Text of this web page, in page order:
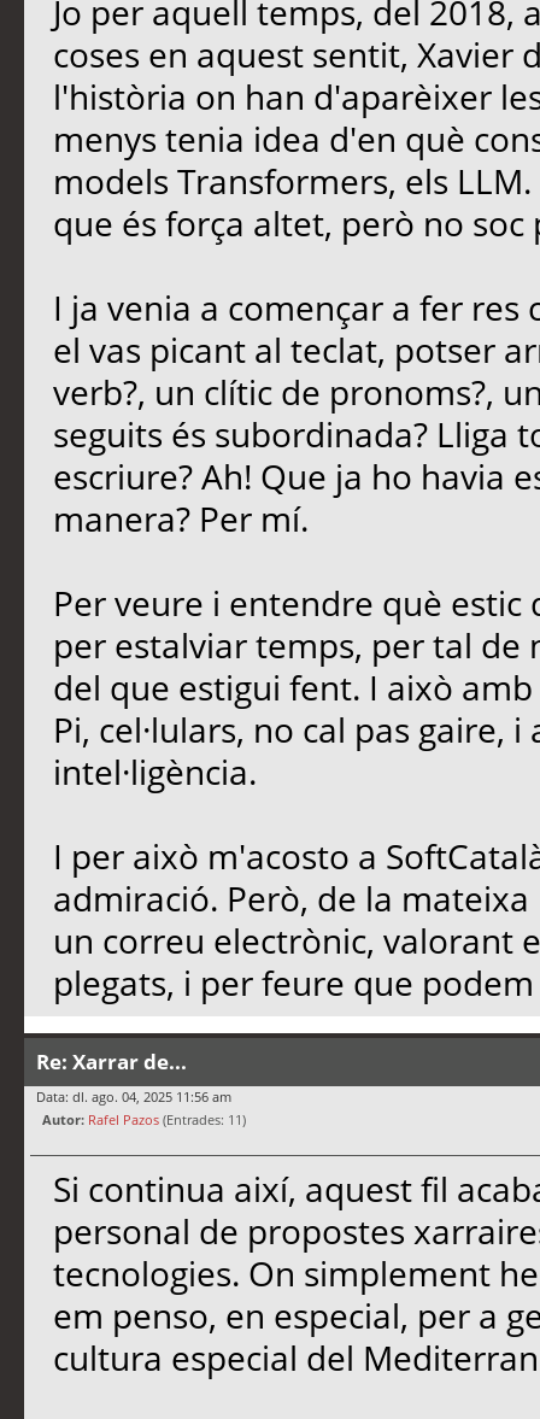
Jo per aquell temps, del 2018,
coses en aquest sentit, Xavier
l'història on han d'aparèixer
menys tenia idea d'en què
models Transformers, els
que és força altet, però no soc
I ja venia a començar a fer
el vas picant al teclat, potser
verb?, un clític de pronoms?,
seguits és subordinada? Lliga
escriure? Ah! Que ja ho havia
manera? Per mí.
Per veure i entendre què
per estalviar temps, per tal
del que estigui fent. I això
Pi, cel·lulars, no cal pas gaire,
intel·ligència.
I per això m'acosto a
admiració. Però, de la
un correu electrònic, valorant
plegats, i per feure que
Re: Xarrar de...
Data: dl. ago. 04, 2025 11:56 am
Autor: Rafel Pazos (Entrades: 11)
Si continua així, aquest fil
personal de propostes
tecnologies. On simplement
em penso, en especial, per a
cultura especial del